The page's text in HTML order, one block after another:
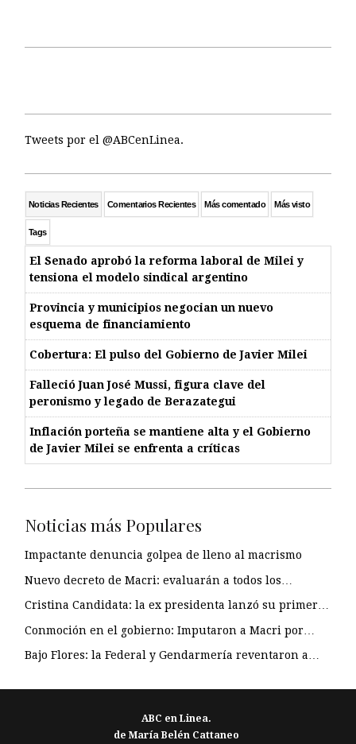
Tweets por el @ABCenLinea.
Noticias Recientes Comentarios Recientes Más comentado Más visto
Tags
El Senado aprobó la reforma laboral de Milei y
tensiona el modelo sindical argentino
Provincia y municipios negocian un nuevo
esquema de financiamiento
Cobertura: El pulso del Gobierno de Javier Milei
Falleció Juan José Mussi, figura clave del
peronismo y legado de Berazategui
Inflación porteña se mantiene alta y el Gobierno
de Javier Milei se enfrenta a críticas
Noticias más Populares
Impactante denuncia golpea de lleno al macrismo
Nuevo decreto de Macri: evaluarán a todos los…
Cristina Candidata: la ex presidenta lanzó su primer…
Conmoción en el gobierno: Imputaron a Macri por…
Bajo Flores: la Federal y Gendarmería reventaron a…
ABC en Linea.
de María Belén Cattaneo